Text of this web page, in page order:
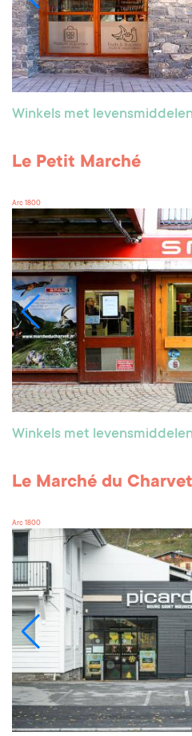
Winkels met levensmiddelen
Le Petit Marché
Arc 1800
Winkels met levensmiddelen
Le Marché du Charvet
Arc 1800